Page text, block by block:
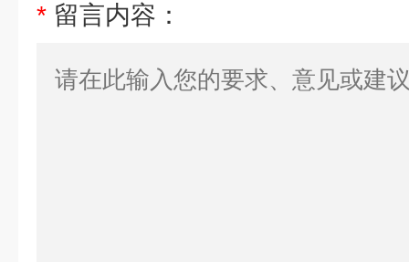
* 留言内容：